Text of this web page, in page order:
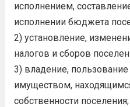
исполнением,
исполнении бюджета
2) установление,
налогов и сборов
3) владение,
имуществом,
собственности поселения;